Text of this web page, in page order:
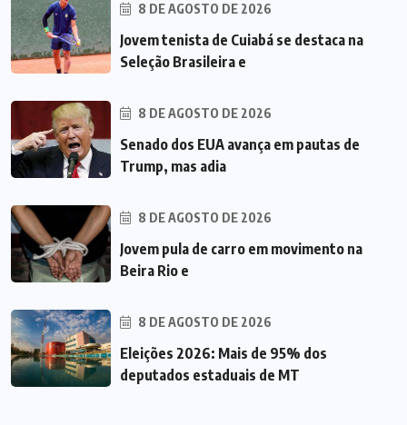
8 DE AGOSTO DE 2026
Jovem tenista de Cuiabá se destaca na
Seleção Brasileira e
8 DE AGOSTO DE 2026
Senado dos EUA avança em pautas de
Trump, mas adia
8 DE AGOSTO DE 2026
Jovem pula de carro em movimento na
Beira Rio e
8 DE AGOSTO DE 2026
Eleições 2026: Mais de 95% dos
deputados estaduais de MT